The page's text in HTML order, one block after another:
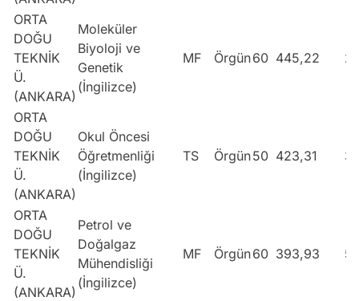
ORTA
DOĞU
TEKNİK
Ü.
(ANKARA)
Moleküler
Biyoloji ve
Genetik
(İngilizce)
MF Örgün60 445,22
ORTA
DOĞU
TEKNİK
Ü.
(ANKARA)
Okul Öncesi
Öğretmenliği
(İngilizce)
TS Örgün50 423,31
ORTA
DOĞU
TEKNİK
Ü.
(ANKARA)
Petrol ve
Doğalgaz
Mühendisliği
(İngilizce)
MF Örgün60 393,93